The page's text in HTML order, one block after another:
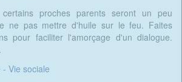
proches parents seront un peu
ne pas mettre d'huile sur le feu. Faites
pour faciliter l'amorçage d'un dialogue.
Vie sociale